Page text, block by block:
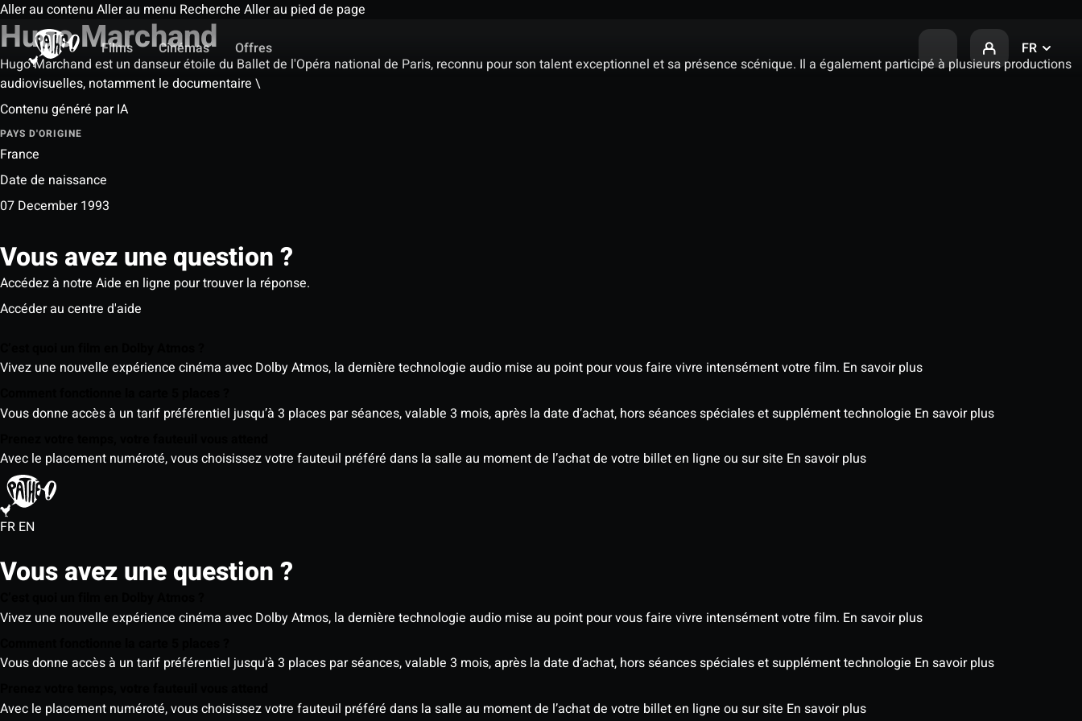
Aller au contenu Aller au menu Recherche Aller au pied de page
Films
Cinémas Offres FR
Hugo Marchand
Hugo Marchand est un danseur étoile du Ballet de l'Opéra national de Paris, reconnu pour son talent exceptionnel et sa présence scénique. Il a également participé à plusieurs productions
audiovisuelles, notamment le documentaire \
Contenu généré par IA
PAYS D'ORIGINE
France
Date de naissance
07 December 1993
Vous avez une question ?
Accédez à notre Aide en ligne pour trouver la réponse.
Accéder au centre d'aide
Vivez une nouvelle expérience cinéma avec Dolby Atmos, la dernière technologie audio mise au point pour vous faire vivre intensément votre film. En savoir plus
Vous donne accès à un tarif préférentiel jusqu’à 3 places par séances, valable 3 mois, après la date d’achat, hors séances spéciales et supplément technologie En savoir plus
Avec le placement numéroté, vous choisissez votre fauteuil préféré dans la salle au moment de l’achat de votre billet en ligne ou sur site En savoir plus
FR EN
Vous avez une question ?
Vivez une nouvelle expérience cinéma avec Dolby Atmos, la dernière technologie audio mise au point pour vous faire vivre intensément votre film. En savoir plus
Vous donne accès à un tarif préférentiel jusqu’à 3 places par séances, valable 3 mois, après la date d’achat, hors séances spéciales et supplément technologie En savoir plus
Avec le placement numéroté, vous choisissez votre fauteuil préféré dans la salle au moment de l’achat de votre billet en ligne ou sur site En savoir plus